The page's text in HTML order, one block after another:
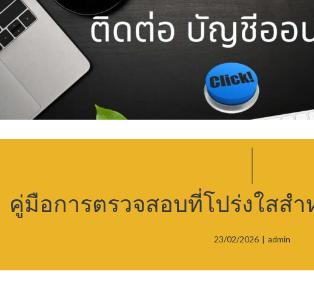
คู่มือการตรวจสอบที่โปร่งใสส
23/02/2026 | admin